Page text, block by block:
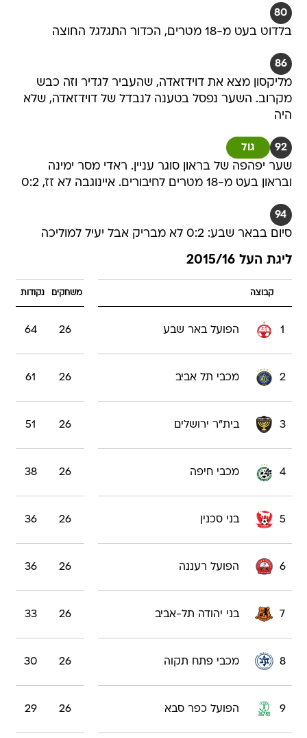
80
בלדוט בעט מ-18 מטרים, הכדור התגלגל החוצה
86
מליקסון מצא את דוידזאדה, שהעביר לגדיר וזה כבש
מקרוב. השער נפסל בטענה לנבדל של דוידזאדה, שלא
היה
92 גול
שער יפהפה של בראון סוגר עניין. ראדי מסר ימינה
ובראון בעט מ-18 מטרים לחיבורים. איינוגבה לא זז, 0:2
94
סיום בבאר שבע: 0:2 לא מבריק אבל יעיל למוליכה
ליגת העל 2015/16
קבוצה משחקים נקודות
1 הפועל באר שבע 26
64
2 מכבי תל אביב 26
61
3 בית"ר ירושלים 26
51
4 מכבי חיפה 26
38
5 בני סכנין 26
36
6 הפועל רעננה 26
36
7 בני יהודה תל-אביב 26
33
8 מכבי פתח תקוה 26
30
9 הפועל כפר סבא 26
29